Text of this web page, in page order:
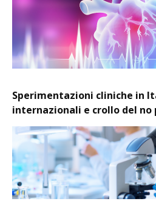
Sperimentazioni cliniche in
internazionali e crollo del no